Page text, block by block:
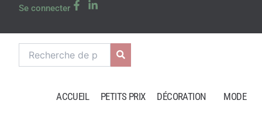
Se connecter
pour :
ACCUEIL PETITS PRIX DÉCORATION MODE